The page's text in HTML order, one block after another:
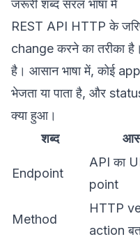
जरूरी शब्द सरल भाषा में
REST API HTTP के
change करने का तरीका
है। आसान भाषा में, कोई
भेजता या पाता है, और
क्या हुआ।
शब्द
Endpoint
API का
point
Method
HTTP
action